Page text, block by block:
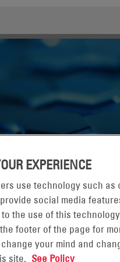
y de
operaciones con
EXPERIENCE
use technology such
social media
the use of this
footer of the page for
your mind and
site. See Policy